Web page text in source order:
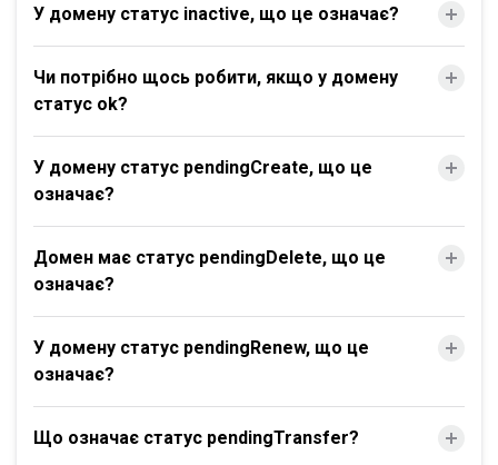
У домену статус inactive, що це означає?
Чи потрібно щось робити, якщо у домену
статус ok?
У домену статус pendingCreate, що це
означає?
Домен має статус pendingDelete, що це
означає?
У домену статус pendingRenew, що це
означає?
Що означає статус pendingTransfer?